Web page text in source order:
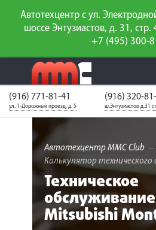
Автотехцентр с ул.
шоссе Энтузиастов, д. 31, стр.
+7 (495) 300-
Калькулятор
ТО
Каталог
Ваш автомобиль
О СЕРВИСЕ
АКЦИИ
(916) 771-81-41
ул. 1-Дорожный проезд, д. 5
(916) 320-
ш.Энтузиастов д.31
Автотехцентр MMC Club
Калькулятор технического
Техническое
обслуживание
Mitsubishi